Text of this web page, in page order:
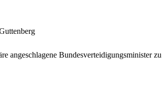
angeschlagene Bundesverteidigungsminister